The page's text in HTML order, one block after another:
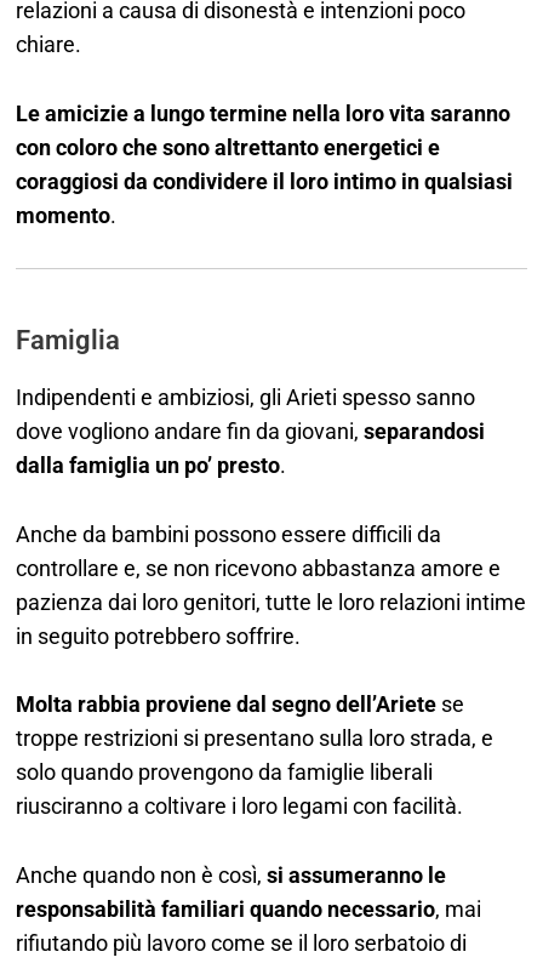
relazioni a causa di disonestà e intenzioni poco
chiare.
Le amicizie a lungo termine nella loro vita saranno
con coloro che sono altrettanto energetici e
coraggiosi da condividere il loro intimo in qualsiasi
momento.
Famiglia
Indipendenti e ambiziosi, gli Arieti spesso sanno
dove vogliono andare fin da giovani,separandosi
dalla famiglia un po’ presto.
Anche da bambini possono essere difficili da
controllare e, se non ricevono abbastanza amore e
pazienza dai loro genitori, tutte le loro relazioni intime
in seguito potrebbero soffrire.
Molta rabbia proviene dal segno dell’Ariete se
troppe restrizioni si presentano sulla loro strada, e
solo quando provengono da famiglie liberali
riusciranno a coltivare i loro legami con facilità.
Anche quando non è così,si assumeranno le
responsabilità familiari quando necessario, mai
rifiutando più lavoro come se il loro serbatoio di